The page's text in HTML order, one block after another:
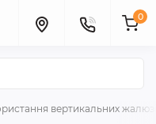
0
вертикальних